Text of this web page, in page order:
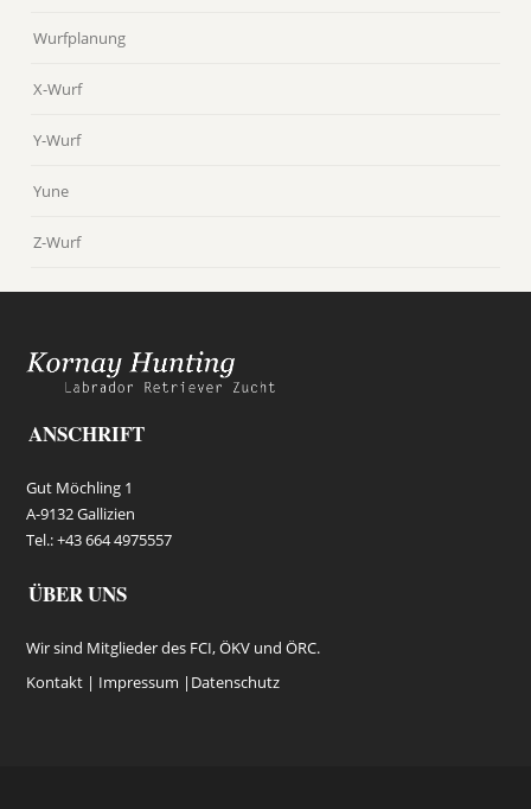
Wurfplanung
X-Wurf
Y-Wurf
Yune
Z-Wurf
ANSCHRIFT
Gut Möchling 1
A-9132 Gallizien
Tel.: +43 664 4975557
ÜBER UNS
Wir sind Mitglieder des FCI, ÖKV und ÖRC.
Kontakt | Impressum | Datenschutz